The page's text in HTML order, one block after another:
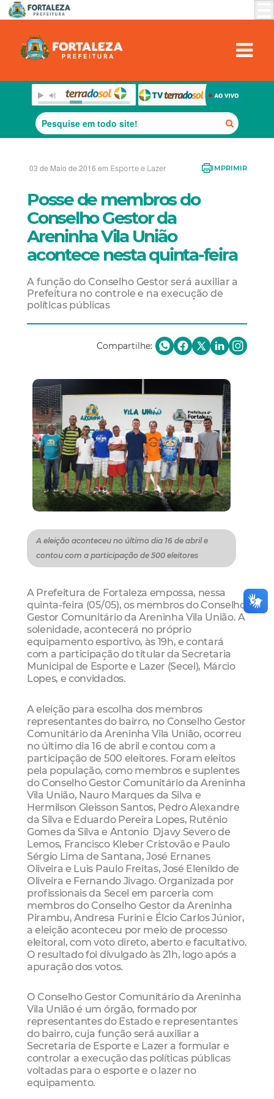
03 de Maio de 2016 em Esporte e Lazer IMPRIMIR
Posse de membros do
Conselho Gestor da
Areninha Vila União
acontece nesta quinta-feira
A função do Conselho Gestor será auxiliar a
Prefeitura no controle e na execução de
políticas públicas
Compartilhe:
A eleição aconteceu no último dia 16 de abril e
contou com a participação de 500 eleitores
A Prefeitura de Fortaleza empossa, nessa
quinta-feira (05/05), os membros do Conselho
Gestor Comunitário da Areninha Vila União. A
solenidade, acontecerá no próprio
equipamento esportivo, às 19h, e contará
com a participação do titular da Secretaria
Municipal de Esporte e Lazer (Secel), Márcio
Lopes, e convidados.
A eleição para escolha dos membros
representantes do bairro, no Conselho Gestor
Comunitário da Areninha Vila União, ocorreu
no último dia 16 de abril e contou com a
participação de 500 eleitores. Foram eleitos
pela população, como membros e suplentes
do Conselho Gestor Comunitário da Areninha
Vila União, Nauro Marques da Silva e
Hermilson Gleisson Santos, Pedro Alexandre
da Silva e Eduardo Pereira Lopes, Rutênio
Gomes da Silva e Antonio Djavy Severo de
Lemos, Francisco Kleber Cristovão e Paulo
Sérgio Lima de Santana, José Ernanes
Oliveira e Luis Paulo Freitas, José Elenildo de
Oliveira e Fernando Jivago. Organizada por
profissionais da Secel em parceria com
membros do Conselho Gestor da Areninha
Pirambu, Andresa Furini e Élcio Carlos Júnior,
a eleição aconteceu por meio de processo
eleitoral, com voto direto, aberto e facultativo.
O resultado foi divulgado às 21h, logo após a
apuração dos votos.
O Conselho Gestor Comunitário da Areninha
Vila União é um órgão, formado por
representantes do Estado e representantes
do bairro, cuja função será auxiliar a
Secretaria de Esporte e Lazer a formular e
controlar a execução das políticas públicas
voltadas para o esporte e o lazer no
equipamento.